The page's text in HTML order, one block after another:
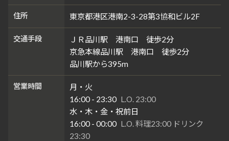
住所 東京都港区港南2-3-28第3協和ビル2F
交通手段
ＪＲ品川駅 港南口 徒歩2分
京急本線品川駅 港南口 徒歩2分
品川駅から395m
営業時間
月・火
16:00 - 23:30 L.O. 23:00
水・木・金・祝前日
16:00 - 00:00 L.O. 料理23:00 ドリンク
23:30